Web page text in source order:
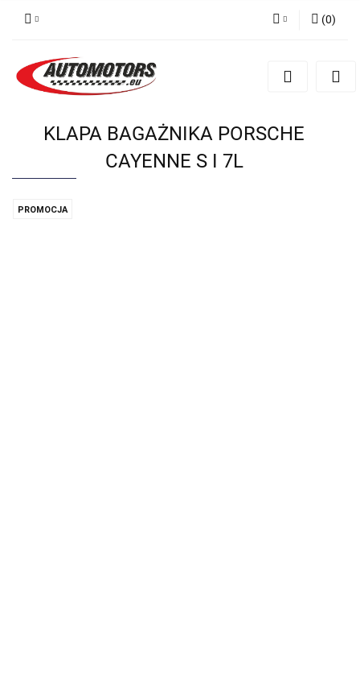
Zarejestruj się
(0)
KLAPA BAGAŻNIKA PORSCHE
CAYENNE S I 7L
PROMOCJA